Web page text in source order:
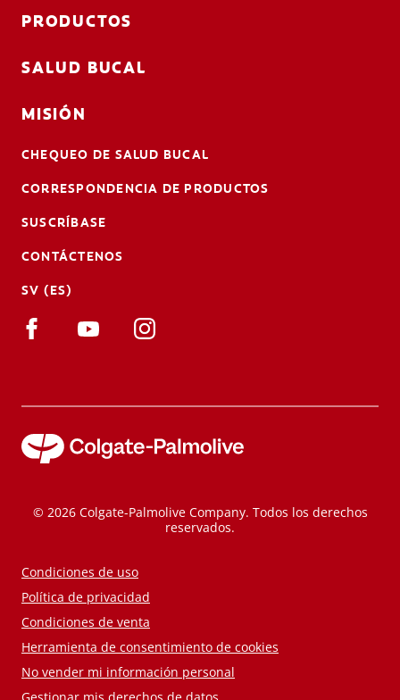
PRODUCTOS
SALUD BUCAL
MISIÓN
CHEQUEO DE SALUD BUCAL
CORRESPONDENCIA DE PRODUCTOS
SUSCRÍBASE
CONTÁCTENOS
SV (ES)
© 2026 Colgate-Palmolive Company. Todos los derechos
reservados.
Condiciones de uso
Política de privacidad
Condiciones de venta
Herramienta de consentimiento de cookies
No vender mi información personal